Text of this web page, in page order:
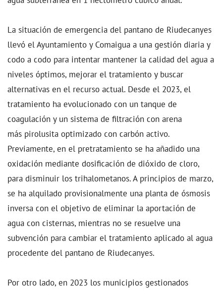
La situación de emergencia del pantano de Riudecanyes
llevó el Ayuntamiento y Comaigua a una gestión diaria y
codo a codo para intentar mantener la calidad del agua a
niveles óptimos, mejorar el tratamiento y buscar
alternativas en el recurso actual. Desde el 2023, el
tratamiento ha evolucionado con un tanque de
coagulación y un sistema de filtración con arena
más pirolusita optimizado con carbón activo.
Previamente, en el pretratamiento se ha añadido una
oxidación mediante dosificación de dióxido de cloro,
para disminuir los trihalometanos. A principios de marzo,
se ha alquilado provisionalmente una planta de ósmosis
inversa con el objetivo de eliminar la aportación de
agua con cisternas, mientras no se resuelve una
subvención para cambiar el tratamiento aplicado al agua
procedente del pantano de Riudecanyes.
Por otro lado, en 2023 los municipios gestionados